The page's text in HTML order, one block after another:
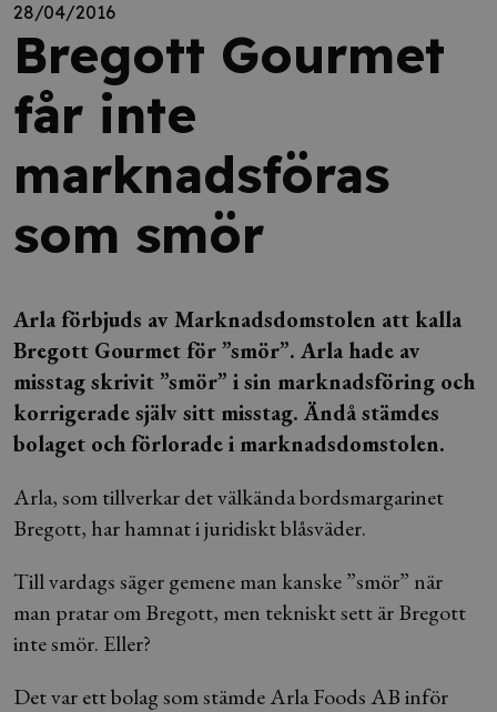
28/04/2016
Bregott Gourmet
får inte
marknadsföras
som smör
Arla förbjuds av Marknadsdomstolen att kalla
Bregott Gourmet för ”smör”. Arla hade av
misstag skrivit ”smör” i sin marknadsföring och
korrigerade själv sitt misstag. Ändå stämdes
bolaget och förlorade i marknadsdomstolen.
Arla, som tillverkar det välkända bordsmargarinet
Bregott, har hamnat i juridiskt blåsväder.
Till vardags säger gemene man kanske ”smör” när
man pratar om Bregott, men tekniskt sett är Bregott
inte smör. Eller?
Det var ett bolag som stämde Arla Foods AB inför